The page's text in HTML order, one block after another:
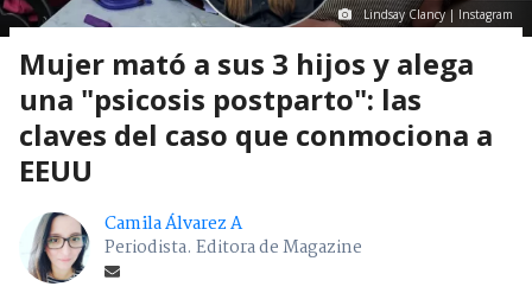
Lindsay Clancy | Instagram
Mujer mató a sus 3 hijos y alega
una "psicosis postparto": las
claves del caso que conmociona a
EEUU
Camila Álvarez A
Periodista. Editora de Magazine